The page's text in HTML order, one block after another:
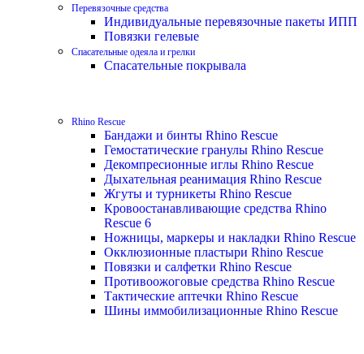
Перевязочные средства
Индивидуальные перевязочные пакеты ИПП
Повязки гелевые
Спасательные одеяла и грелки
Спасательные покрывала
Rhino Rescue
Бандажи и бинты Rhino Rescue
Гемостатические гранулы Rhino Rescue
Декомпресионные иглы Rhino Rescue
Дыхательная реанимация Rhino Rescue
Жгуты и турникеты Rhino Rescue
Кровоостанавливающие средства Rhino
Rescue 6
Ножницы, маркеры и накладки Rhino Rescue
Окклюзионные пластыри Rhino Rescue
Повязки и салфетки Rhino Rescue
Противоожоговые средства Rhino Rescue
Тактические аптечки Rhino Rescue
Шины иммобилизационные Rhino Rescue